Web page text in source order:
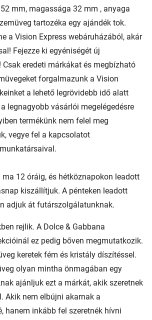
mm, magassága 32 mm , anyaga
tartozéka egy ajándék tok.
a Vision Express webáruházából, akár
Fejezze ki egyéniségét új
Csak eredeti márkákat és megbízható
forgalmazunk a Vision
a lehető legrövidebb idő alatt
legnagyobb vásárlói megelégedésre
termékünk nem felel meg
vegye fel a kapcsolatot
ma 12 óráig, és hétköznapokon leadott
kiszállítjuk. A pénteken leadott
adjuk át futárszolgálatunknak.
rejlik. A Dolce & Gabbana
ez pedig bőven megmutatkozik.
keretek fém és kristály díszítéssel.
olyan mintha önmagában egy
ajánljuk ezt a márkát, akik szeretnek
Akik nem elbújni akarnak a
hanem inkább fel szeretnék hívni